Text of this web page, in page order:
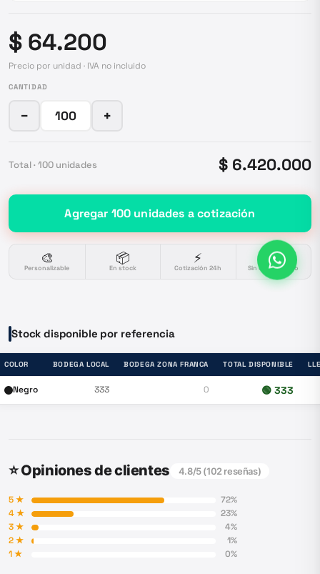
$ 64.200
Precio por unidad · IVA no incluido
CANTIDAD
− +
Total · 100 unidades $ 6.420.000
Agregar 100 unidades a cotización
🎨
Personalizable
📦
En stock
⚡
Cotización 24h
🔒
Sin compromiso
Stock disponible por referencia
COLOR BODEGA LOCAL BODEGA ZONA FRANCA TOTAL DISPONIBLE
Negro 333 0 🟢 333
⭐ Opiniones de clientes 4.8/5 (102 reseñas)
5★ 72%
4★ 23%
3★ 4%
2★ 1%
1★ 0%